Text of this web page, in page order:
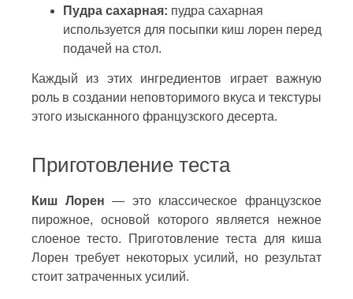
Пудра сахарная: пудра сахарная
используется для посыпки киш лорен перед
подачей на стол.
Каждый из этих ингредиентов играет важную
роль в создании неповторимого вкуса и текстуры
этого изысканного французского десерта.
Приготовление теста
Киш Лорен — это классическое французское
пирожное, основой которого является нежное
слоеное тесто. Приготовление теста для киша
Лорен требует некоторых усилий, но результат
стоит затраченных усилий.